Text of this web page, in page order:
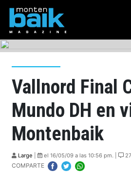
Vallnord Final
Mundo DH en
Montenbaik
Large el 16/05/09 a las 10:56 pm. | 27
COMPARTE